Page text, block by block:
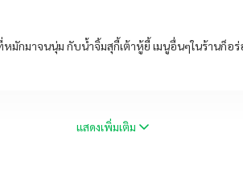
มักมาจนนุ่ม กับน้ำจิ้มสุกี้เต้าหู้ยี้ เมนูอื่นๆในร้านก็อร่
แสดงเพิ่มเติม